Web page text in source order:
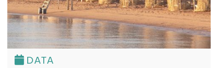
DATA